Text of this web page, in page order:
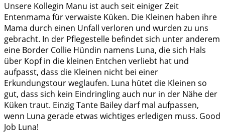
Unsere Kollegin Manu ist auch seit einiger Zeit
Entenmama für verwaiste Küken. Die Kleinen haben ihre
Mama durch einen Unfall verloren und wurden zu uns
gebracht. In der Pflegestelle befindet sich unter anderem
eine Border Collie Hündin namens Luna, die sich Hals
über Kopf in die kleinen Entchen verliebt hat und
aufpasst, dass die Kleinen nicht bei einer
Erkundungstour weglaufen. Luna hütet die Kleinen so
gut, dass sich kein Eindringling auch nur in der Nähe der
Küken traut. Einzig Tante Bailey darf mal aufpassen,
wenn Luna gerade etwas wichtiges erledigen muss. Good
Job Luna!